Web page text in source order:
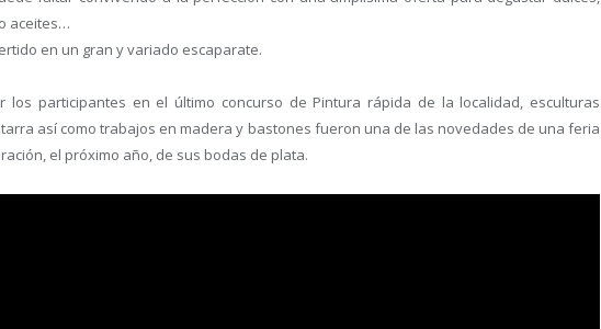
aceites…
en un gran y variado escaparate.
los participantes en el último concurso de Pintura rápida de la localidad, esculturas
así como trabajos en madera y bastones fueron una de las novedades de una feria
el próximo año, de sus bodas de plata.